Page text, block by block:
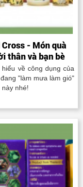
Cross - Món quà
thân và bạn bè
về công dụng của
"làm mưa làm gió"
nhé!